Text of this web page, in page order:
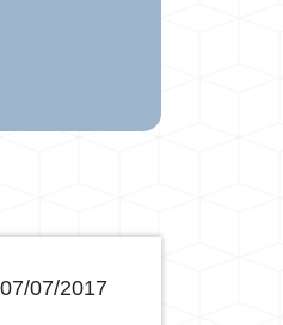
07/07/2017